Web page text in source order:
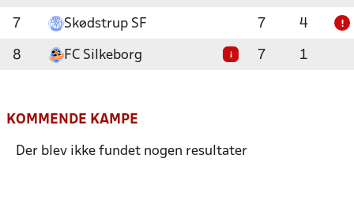
7 Skødstrup SF 7 4 !
8 FC Silkeborg i 7 1
KOMMENDE KAMPE
Der blev ikke fundet nogen resultater